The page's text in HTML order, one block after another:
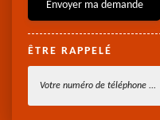
ÊTRE RAPPELÉ